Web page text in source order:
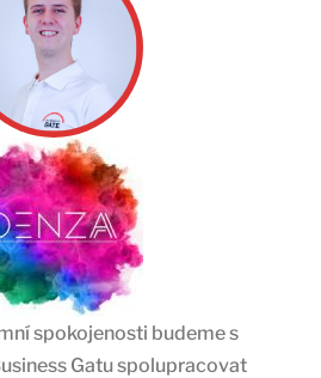
spokojenosti budeme s
Gatu spolupracovat